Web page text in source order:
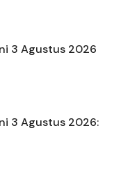
3 Agustus 2026
3 Agustus 2026: